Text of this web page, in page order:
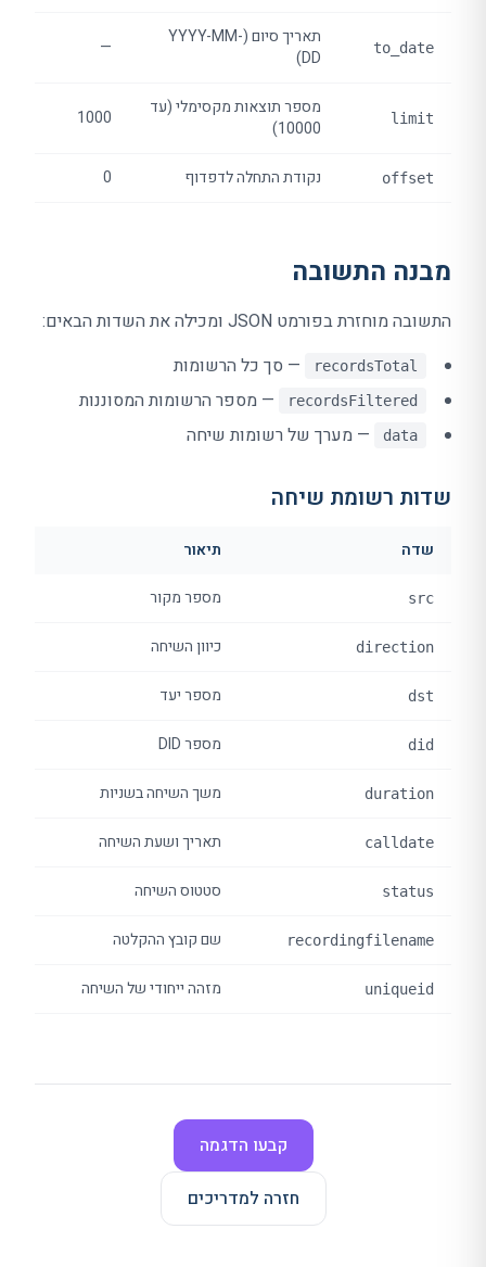
to_date
תאריך סיום (YYYY-MM-
DD)
—
limit
מספר תוצאות מקסימלי (עד
10000)
1000
offset נקודת התחלה לדפדוף 0
מבנה התשובה
התשובה מוחזרת בפורמט JSON ומכילה את השדות הבאים:
recordsTotal — סך כל הרשומות
recordsFiltered — מספר הרשומות המסוננות
data — מערך של רשומות שיחה
שדות רשומת שיחה
שדה תיאור
src מספר מקור
direction כיוון השיחה
dst מספר יעד
did מספר DID
duration משך השיחה בשניות
calldate תאריך ושעת השיחה
status סטטוס השיחה
recordingfilename שם קובץ ההקלטה
uniqueid מזהה ייחודי של השיחה
קבעו הדגמה
חזרה למדריכים